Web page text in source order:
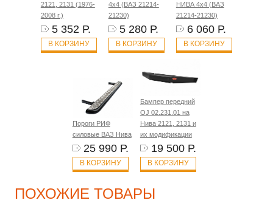
2121, 2131 (1976-
2008 г.)
5 352 Р.
В КОРЗИНУ
4x4 (ВАЗ 21214-
21230)
5 280 Р.
В КОРЗИНУ
НИВА 4x4 (ВАЗ
21214-21230)
6 060 Р.
В КОРЗИНУ
Пороги РИФ
силовые ВАЗ Нива
25 990 Р.
В КОРЗИНУ
Бампер передний
OJ 02.231.01 на
Нива 2121, 2131 и
их модификации
19 500 Р.
В КОРЗИНУ
ПОХОЖИЕ ТОВАРЫ